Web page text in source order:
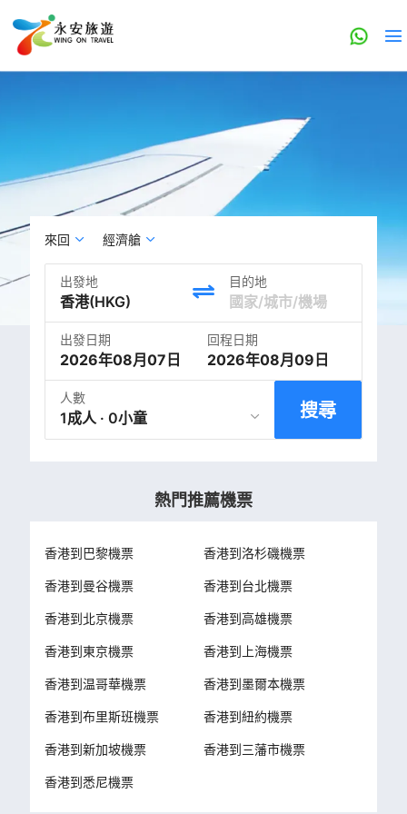
來回 經濟艙
出發地 目的地
出發日期
2026年08月07日
回程日期
2026年08月09日
人數
1成人 · 0小童 搜尋
熱門推薦機票
香港到巴黎機票 香港到洛杉磯機票
香港到曼谷機票 香港到台北機票
香港到北京機票 香港到高雄機票
香港到東京機票 香港到上海機票
香港到温哥華機票 香港到墨爾本機票
香港到布里斯班機票 香港到紐約機票
香港到新加坡機票 香港到三藩市機票
香港到悉尼機票